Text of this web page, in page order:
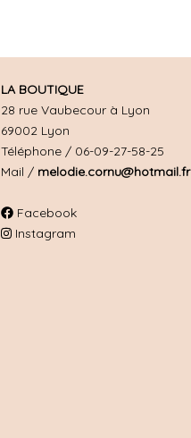
LA BOUTIQUE
28 rue Vaubecour à Lyon
69002 Lyon
Téléphone / 06-09-27-58-25
Mail / melodie.cornu@hotmail.fr
Facebook
Instagram